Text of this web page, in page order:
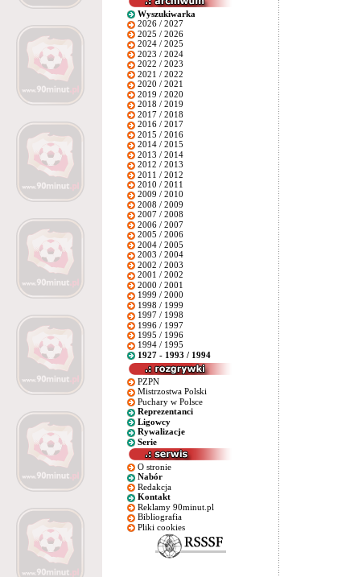
Wyszukiwarka
2026 / 2027
2025 / 2026
2024 / 2025
2023 / 2024
2022 / 2023
2021 / 2022
2020 / 2021
2019 / 2020
2018 / 2019
2017 / 2018
2016 / 2017
2015 / 2016
2014 / 2015
2013 / 2014
2012 / 2013
2011 / 2012
2010 / 2011
2009 / 2010
2008 / 2009
2007 / 2008
2006 / 2007
2005 / 2006
2004 / 2005
2003 / 2004
2002 / 2003
2001 / 2002
2000 / 2001
1999 / 2000
1998 / 1999
1997 / 1998
1996 / 1997
1995 / 1996
1994 / 1995
1927 - 1993 / 1994
PZPN
Mistrzostwa Polski
Puchary w Polsce
Reprezentanci
Ligowcy
Rywalizacje
Serie
O stronie
Nabór
Redakcja
Kontakt
Reklamy 90minut.pl
Bibliografia
Pliki cookies